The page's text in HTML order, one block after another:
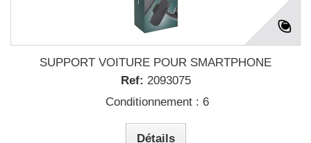
SUPPORT VOITURE POUR SMARTPHONE
Ref: 2093075
Conditionnement : 6
Détails